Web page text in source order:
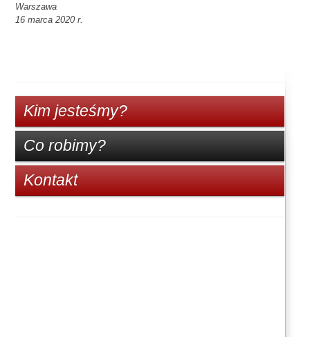
Warszawa
16 marca 2020 r.
Kim jesteśmy?
Co robimy?
Kontakt